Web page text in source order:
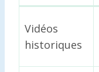
Vidéos
historiques